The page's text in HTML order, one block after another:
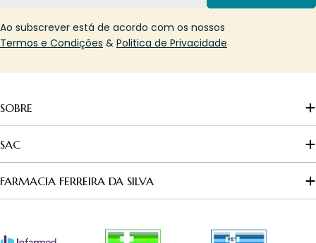
Ao subscrever está de acordo com os nossos
Termos e Condições & Politica de Privacidade
SOBRE
SAC
FARMACIA FERREIRA DA SILVA